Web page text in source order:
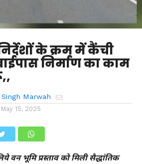
के क्रम में कैंची
निर्माण का काम
Marwah
May 15, 2025
वन भूमि प्रस्ताव को मिली सैद्धांतिक